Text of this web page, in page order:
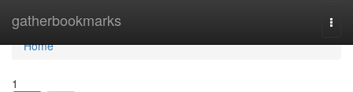
gatherbookmarks
Home
Home
1